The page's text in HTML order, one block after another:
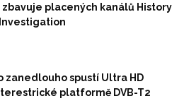
zbavuje placených kanálů History
zanedlouho spustí Ultra HD
platformě DVB-T2